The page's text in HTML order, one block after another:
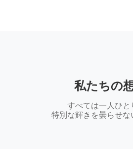
私たちの
すべては一人ひと
特別な輝きを曇らせな